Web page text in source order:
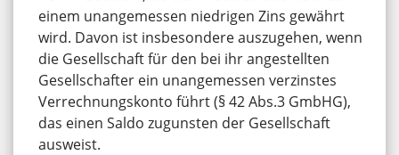
einem unangemessen niedrigen Zins gewährt
wird. Davon ist insbesondere auszugehen, wenn
die Gesellschaft für den bei ihr angestellten
Gesellschafter ein unangemessen verzinstes
Verrechnungskonto führt (§ 42 Abs.3 GmbHG),
das einen Saldo zugunsten der Gesellschaft
ausweist.